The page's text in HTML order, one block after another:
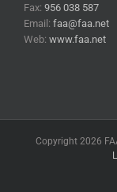
Fax: 956 038 587
Email: faa@faa.net
Web: www.faa.net
Copyright 2026